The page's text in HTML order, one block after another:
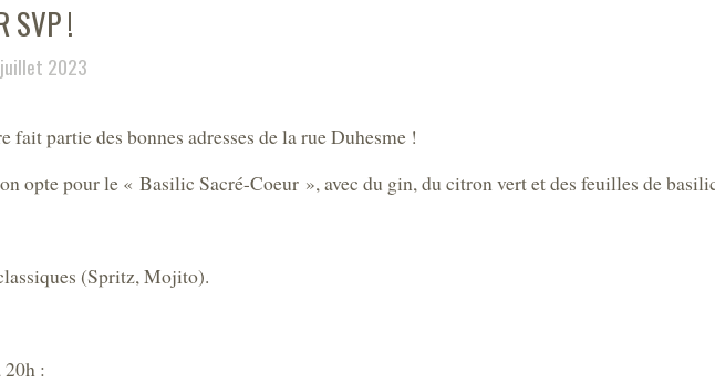
SVP !
2023
partie des bonnes adresses de la rue Duhesme !
opte pour le « Basilic Sacré-Coeur », avec du gin, du citron vert et des feuilles de
(Spritz, Mojito).
20h :